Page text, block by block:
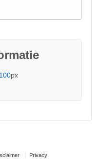
px
Privacy